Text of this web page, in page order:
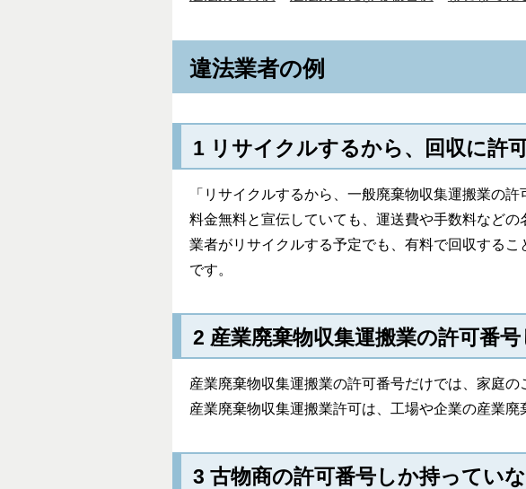
違法業者の例
1 リサイクルするから、回収に許
「リサイクルするから、一般廃棄物収集運搬業の
料金無料と宣伝していても、運送費や手数料など
業者がリサイクルする予定でも、有料で回収する
です。
2 産業廃棄物収集運搬業の許可番
産業廃棄物収集運搬業の許可番号だけでは、家庭の
産業廃棄物収集運搬業許可は、工場や企業の産業廃
3 古物商の許可番号しか持ってい